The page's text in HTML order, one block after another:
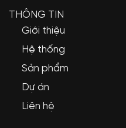
THÔNG TIN
Giới thiệu
Hệ thống
Sản phẩm
Dự án
Liên hệ